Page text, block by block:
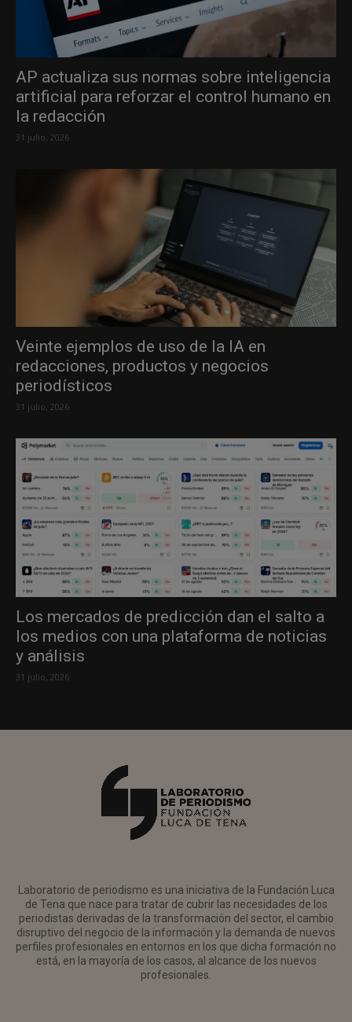
AP actualiza sus normas sobre inteligencia
artificial para reforzar el control humano en
la redacción
31 julio, 2026
Veinte ejemplos de uso de la IA en
redacciones, productos y negocios
periodísticos
31 julio, 2026
Los mercados de predicción dan el salto a
los medios con una plataforma de noticias
y análisis
31 julio, 2026
Laboratorio de periodismo es una iniciativa de la Fundación Luca
de Tena que nace para tratar de cubrir las necesidades de los
periodistas derivadas de la transformación del sector, el cambio
disruptivo del negocio de la información y la demanda de nuevos
perfiles profesionales en entornos en los que dicha formación no
está, en la mayoría de los casos, al alcance de los nuevos
profesionales.